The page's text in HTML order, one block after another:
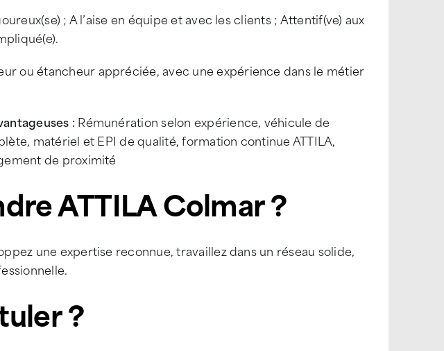
; A l’aise en équipe et avec les clients ; Attentif(ve) aux
ou étancheur appréciée, avec une expérience dans le métier
:Rémunération selon expérience, véhicule de
matériel et EPI de qualité, formation continue ATTILA,
de proximité
ATTILA Colmar ?
une expertise reconnue, travaillez dans un réseau solide,
?